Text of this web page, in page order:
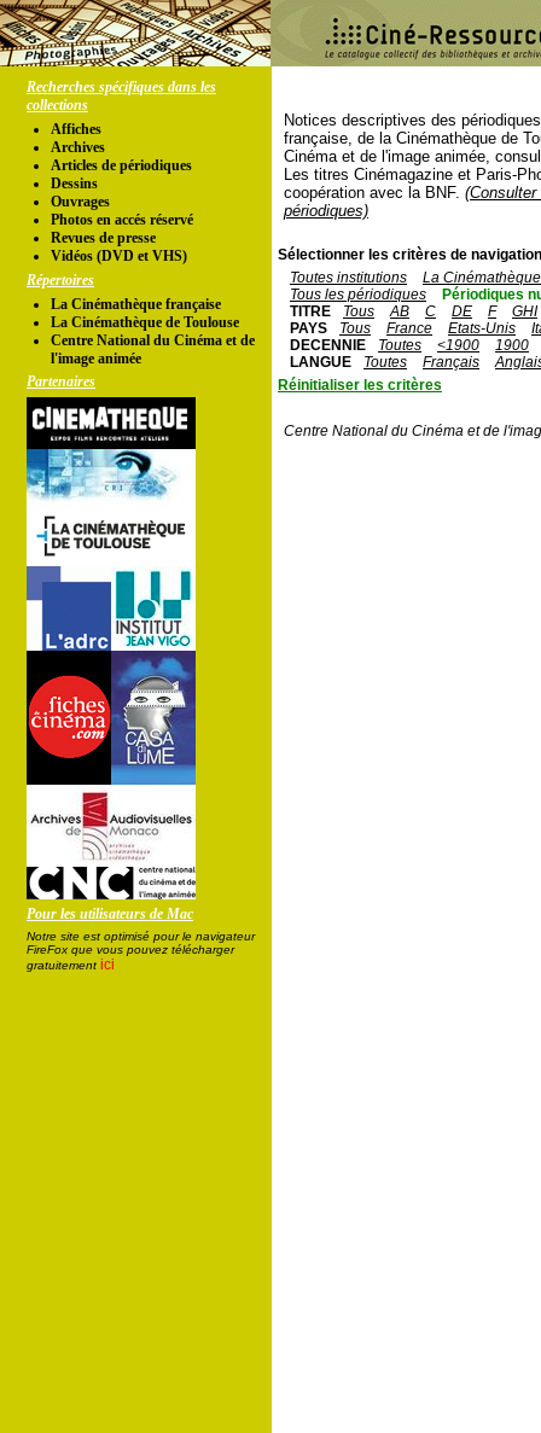
Recherches spécifiques dans les
collections
Affiches
Archives
Articles de périodiques
Dessins
Ouvrages
Photos en accés réservé
Revues de presse
Vidéos (DVD et VHS)
Répertoires
La Cinémathèque française
La Cinémathèque de Toulouse
Centre National du Cinéma et de
l'image animée
Partenaires
Pour les utilisateurs de Mac
Notre site est optimisé pour le navigateur
FireFox que vous pouvez télécharger
gratuitement ici
Notices descriptives des
française, de la Cinémathèque de
Cinéma et de l'image animée,
Les titres Cinémagazine et Paris-
coopération avec la BNF.
périodiques)
Sélectionner les critères de
Toutes institutions
La
Tous les périodiques
Périodiques
TITRE
Tous AB C DE F
GHI
PAYS
Tous France Etats-Unis
DECENNIE
Toutes <1900
1900
LANGUE
Toutes Français
Réinitialiser les critères
Centre National du Cinéma et de